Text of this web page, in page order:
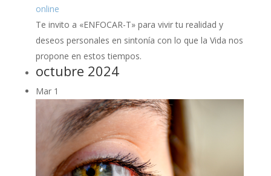
online
Te invito a «ENFOCAR-T» para vivir tu realidad y
deseos personales en sintonía con lo que la Vida nos
propone en estos tiempos.
octubre 2024
Mar 1